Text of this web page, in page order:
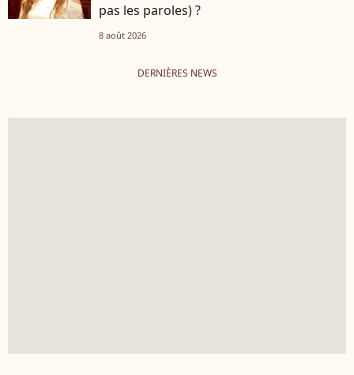
pas les paroles) ?
8 août 2026
DERNIÈRES NEWS